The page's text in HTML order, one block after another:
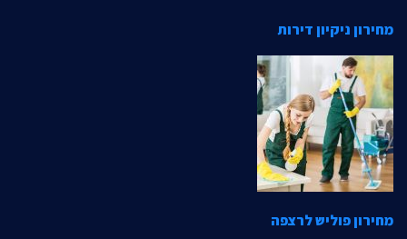
מחירון ניקיון דירות
מחירון פוליש לרצפה